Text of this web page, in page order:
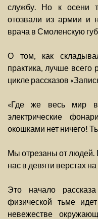
службу. Но к осени
отозвали из армии и
врача в Смоленскую
О том, как
практика, лучше всего
цикле рассказов
«Где же весь мир
электрические
окошками нет ничего!
Мы отрезаны от
нас в девяти верстах
Это начало
физической тьме
невежестве